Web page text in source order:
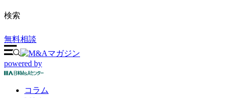
検索
無料相談
powered by
コラム